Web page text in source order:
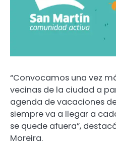
“Convocamos una vez
vecinas de la ciudad a
agenda de vacaciones
siempre va a llegar a
se quede afuera”,
Moreira.